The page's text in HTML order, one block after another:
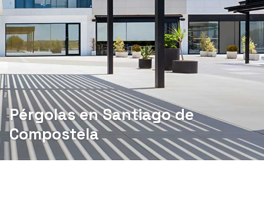
Otros productos
Todo lo que necesitas
INICIO
CONTACTO
604 059 323 ¿Alguna duda?
Pérgolas en Santiago de
Compostela